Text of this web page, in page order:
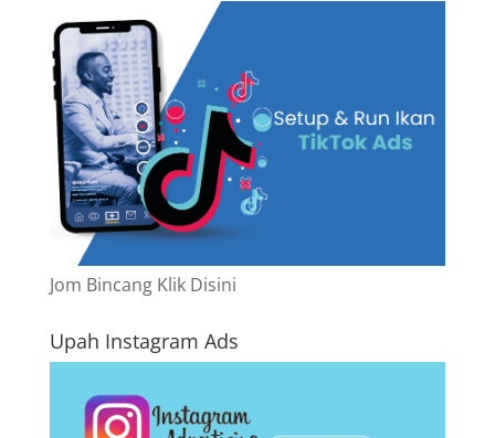
Jom Bincang Klik Disini
Upah Instagram Ads